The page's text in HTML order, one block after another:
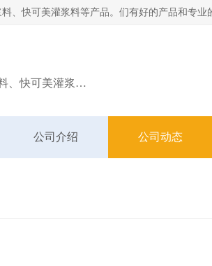
主营：西卡灌浆料、巴斯夫灌浆料、风电灌浆料、快可美灌浆料等产品
公司介绍 公司动态